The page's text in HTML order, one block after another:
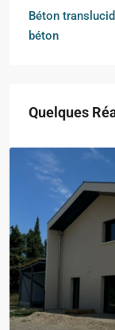
Béton
béton
Quelques